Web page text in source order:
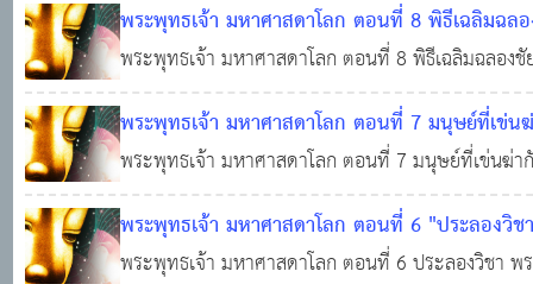
พระพุทธเจ้า มหาศาสดาโลก ตอนที่ 8 พิธีเฉลิมฉล
0 3,009
พระพุทธเจ้า มหาศาสดาโลก ตอนที่ 8 พิธีเฉลิมฉลอง
พระพุทธเจ้า มหาศาสดาโลก ตอนที่ 7 มนุษย์ที่เข่น
ก.ย. 2565 0 3,678
พระพุทธเจ้า มหาศาสดาโลก ตอนที่ 7 มนุษย์ที่เข่นฆ่า
พระพุทธเจ้า มหาศาสดาโลก ตอนที่ 6 "ประลองวิ
15 ก.ย. 2565 0 2,181
พระพุทธเจ้า มหาศาสดาโลก ตอนที่ 6 ประลองวิชา